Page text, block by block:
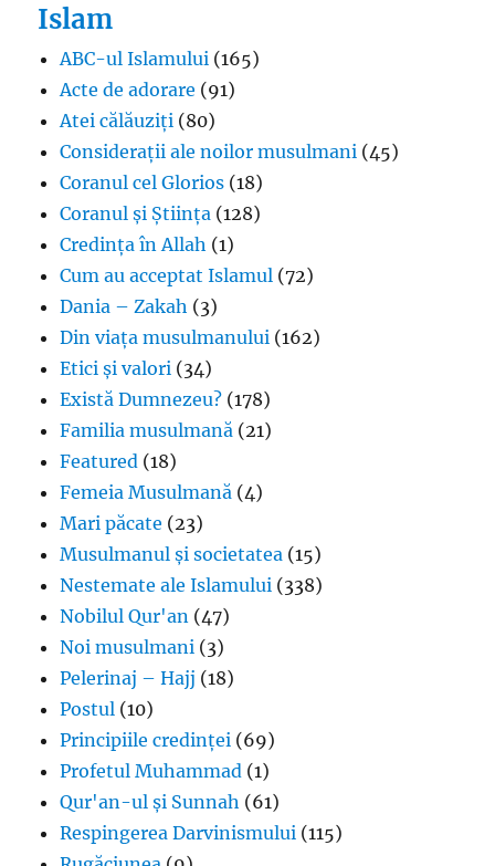
Islam
ABC-ul Islamului (165)
Acte de adorare (91)
Atei călăuziți (80)
Considerații ale noilor musulmani (45)
Coranul cel Glorios (18)
Coranul și Știința (128)
Credința în Allah (1)
Cum au acceptat Islamul (72)
Dania – Zakah (3)
Din viața musulmanului (162)
Etici și valori (34)
Există Dumnezeu? (178)
Familia musulmană (21)
Featured (18)
Femeia Musulmană (4)
Mari păcate (23)
Musulmanul și societatea (15)
Nestemate ale Islamului (338)
Nobilul Qur'an (47)
Noi musulmani (3)
Pelerinaj – Hajj (18)
Postul (10)
Principiile credinței (69)
Profetul Muhammad (1)
Qur'an-ul și Sunnah (61)
Respingerea Darvinismului (115)